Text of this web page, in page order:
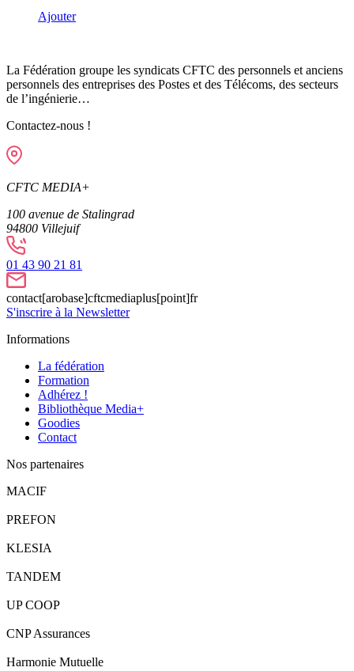
Ajouter
La Fédération groupe les syndicats CFTC des personnels et anciens
personnels des entreprises des Postes et des Télécoms, des secteurs
de l’ingénierie…
Contactez-nous !
CFTC MEDIA+
100 avenue de Stalingrad
94800 Villejuif
01 43 90 21 81
contact[arobase]cftcmediaplus[point]fr
S'inscrire à la Newsletter
Informations
La fédération
Formation
Adhérez !
Bibliothèque Media+
Goodies
Contact
Nos partenaires
MACIF
PREFON
KLESIA
TANDEM
UP COOP
CNP Assurances
Harmonie Mutuelle